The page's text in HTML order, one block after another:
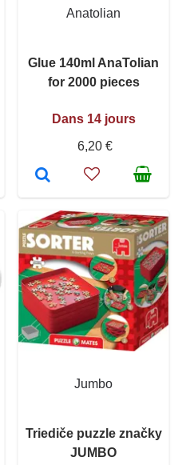
Anatolian
Glue 140ml AnaTolian
for 2000 pieces
Dans 14 jours
6,20 €
Jumbo
Triediče puzzle značky
JUMBO